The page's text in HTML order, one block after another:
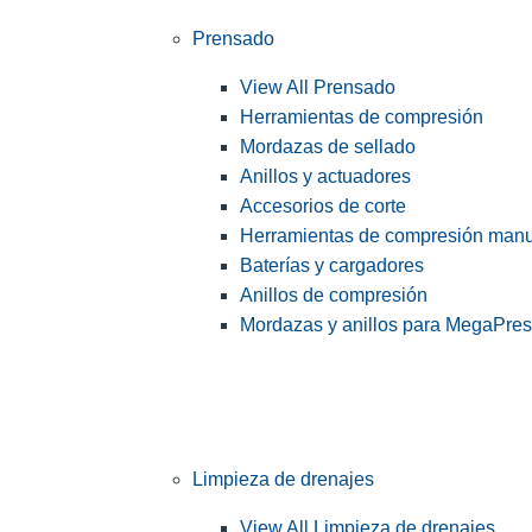
Prensado
View All Prensado
Herramientas de compresión
Mordazas de sellado
Anillos y actuadores
Accesorios de corte
Herramientas de compresión
Baterías y cargadores
Anillos de compresión
Mordazas y anillos para
Limpieza de drenajes
View All Limpieza de drenajes